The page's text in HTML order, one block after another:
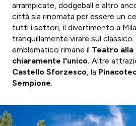
arrampicate, dodgeball e altro
città sia rinomata per essere un
tutti i settori, il divertimento a
tranquillamente virare sul
emblematico rimane il Teatro alla
chiaramente l'unico. Altre
Castello Sforzesco, la
Sempione.